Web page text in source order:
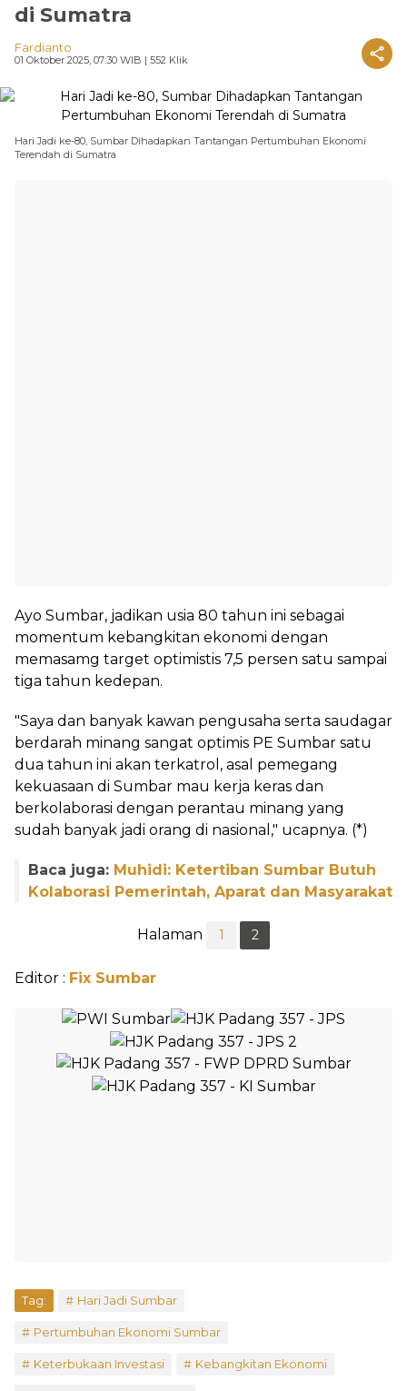
di Sumatra
Fardianto
01 Oktober 2025, 07:30 WIB | 552 Klik
Hari Jadi ke-80, Sumbar Dihadapkan Tantangan Pertumbuhan Ekonomi
Terendah di Sumatra
Ayo Sumbar, jadikan usia 80 tahun ini sebagai
momentum kebangkitan ekonomi dengan
memasamg target optimistis 7,5 persen satu sampai
tiga tahun kedepan.
"Saya dan banyak kawan pengusaha serta saudagar
berdarah minang sangat optimis PE Sumbar satu
dua tahun ini akan terkatrol, asal pemegang
kekuasaan di Sumbar mau kerja keras dan
berkolaborasi dengan perantau minang yang
sudah banyak jadi orang di nasional," ucapnya. (*)
Baca juga: Muhidi: Ketertiban Sumbar Butuh
Kolaborasi Pemerintah, Aparat dan Masyarakat
Halaman 1 2
Editor : Fix Sumbar
Tag: Hari Jadi Sumbar
Pertumbuhan Ekonomi Sumbar
Keterbukaan Investasi Kebangkitan Ekonomi